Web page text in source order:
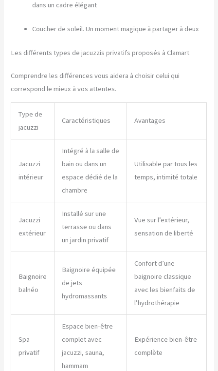
dans un cadre élégant
Coucher de soleil. Un moment magique à partager à deux
Les différents types de jacuzzis privatifs proposés à Clamart
Comprendre les différences vous aidera à choisir celui qui
correspond le mieux à vos attentes.
Type de
jacuzzi
Caractéristiques Avantages
Jacuzzi
intérieur
Intégré à la salle de
bain ou dans un
espace dédié de la
chambre
Utilisable par tous les
temps, intimité totale
Jacuzzi
extérieur
Installé sur une
terrasse ou dans
un jardin privatif
Vue sur l’extérieur,
sensation de liberté
Baignoire
balnéo
Baignoire équipée
de jets
hydromassants
Confort d’une
baignoire classique
avec les bienfaits de
l’hydrothérapie
Spa
privatif
Espace bien-être
complet avec
jacuzzi, sauna,
hammam
Expérience bien-être
complète